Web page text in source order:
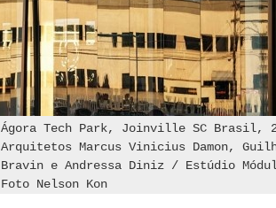
Ágora Tech Park, Joinville SC Brasil,
Arquitetos Marcus Vinicius Damon,
Bravin e Andressa Diniz / Estúdio
Foto Nelson Kon